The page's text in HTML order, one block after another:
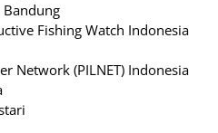
Bandung
Fishing Watch Indonesia
Network (PILNET) Indonesia